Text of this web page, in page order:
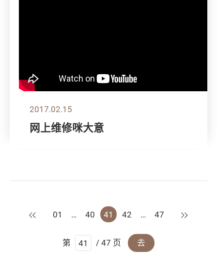
2017.02.15
网上维修咪大意
上一页
01 … 40 41 42 … 47 下一页
第 / 47 页 去